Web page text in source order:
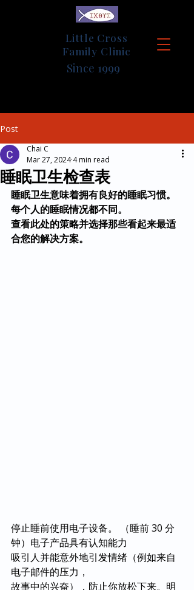
Little Cross
Family Clinic
Since 1999
Post
睡眠卫生检查表
Chai C
Mar 27, 2024 4 min read
睡眠卫生意味着拥有良好的睡眠习惯。
每个人的睡眠情况都不同。
查看此处的策略并选择那些看起来最适
合您的解决方案。
停止睡前使用电子设备。 （睡前 30 分
钟）电子产品具有认知能力
吸引人并能意外地引发情绪（例如来自
电子邮件的压力，
故事中的兴奋），防止你放松下来。明